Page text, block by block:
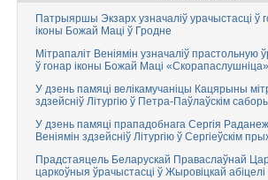
Патрыяршы Экзарх узначаліў урачыстасці ў
іконы Божай Маці ў Гродне
Мітрапаліт Веніямін узначаліў прастольную
ў гонар іконы Божай Маці
У дзень памяці велікамучаніцы Кацярыны
здзейсніў Літургію ў Петра-Паўлаўскім
У дзень памяці прападобнага Сергія
Веніямін здзейсніў Літургію ў Сергіеўскім
Прадстаяцель Беларускай Праваслаўнай
царкоўныя ўрачыстасці ў Жыровіцкай абіцелі